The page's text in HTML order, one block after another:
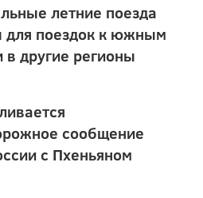
летние поезда
для поездок к южным
в другие регионы
сообщение
с Пхеньяном